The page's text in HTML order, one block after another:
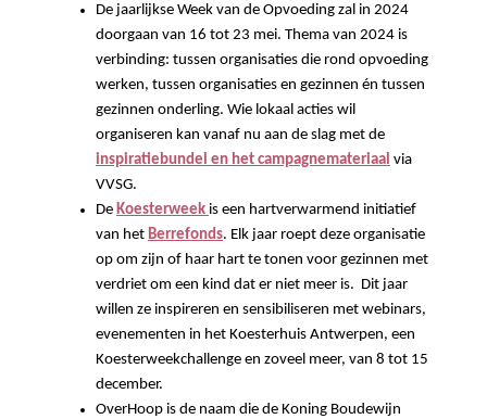
De jaarlijkse Week van de Opvoeding zal in 2024
doorgaan van 16 tot 23 mei. Thema van 2024 is
verbinding: tussen organisaties die rond opvoeding
werken, tussen organisaties en gezinnen én tussen
gezinnen onderling. Wie lokaal acties wil
organiseren kan vanaf nu aan de slag met de
inspiratiebundel en het campagnemateriaal via
VVSG.
De Koesterweek is een hartverwarmend initiatief
van het Berrefonds. Elk jaar roept deze organisatie
op om zijn of haar hart te tonen voor gezinnen met
verdriet om een kind dat er niet meer is. Dit jaar
willen ze inspireren en sensibiliseren met webinars,
evenementen in het Koesterhuis Antwerpen, een
Koesterweekchallenge en zoveel meer, van 8 tot 15
december.
OverHoop is de naam die de Koning Boudewijn